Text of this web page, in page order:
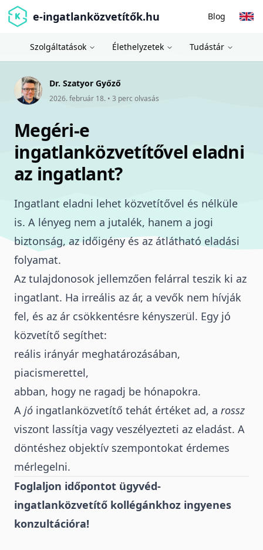
e-ingatlanközvetítők.hu Blog
Szolgáltatások Élethelyzetek Tudástár
Dr. Szatyor Győző
2026. február 18. • 3 perc olvasás
Megéri-e
ingatlanközvetítővel eladni
az ingatlant?
Ingatlant eladni lehet közvetítővel és nélküle
is. A lényeg nem a jutalék, hanem a jogi
biztonság, azidőigényés az átlátható eladási
folyamat.
Az tulajdonosok jellemzően felárral teszik ki az
ingatlant. Ha irreális az ár, a vevők nem hívják
fel, és az ár csökkentésre kényszerül. Egy jó
közvetítő segíthet:
reális irányár meghatározásában,
piacismerettel,
abban, hogy ne ragadj be hónapokra.
A jó ingatlanközvetítő tehát értéket ad, a rossz
viszont lassítja vagy veszélyezteti az eladást. A
döntéshez objektív szempontokat érdemes
mérlegelni.
Foglaljon időpontot ügyvéd-
ingatlanközvetítő kollégánkhoz ingyenes
konzultációra!